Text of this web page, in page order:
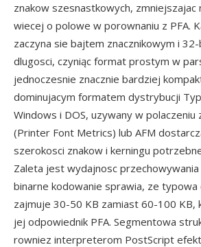
znakow szesnastkowych, zmniejszajac
wiecej o polowe w porownaniu z PFA.
zaczyna sie bajtem znacznikowym i
dlugosci, czyniąc format prostym w
jednoczesnie znacznie bardziej
dominujacym formatem dystrybucji
Windows i DOS, uzywany w polaczeniu
(Printer Font Metrics) lub AFM
szerokosci znakow i kerningu
Zaleta jest wydajnosc
binarne kodowanie sprawia, ze typowa
zajmuje 30-50 KB zamiast 60-100 KB,
jej odpowiednik PFA. Segmentowa
rowniez interpreterom PostScript